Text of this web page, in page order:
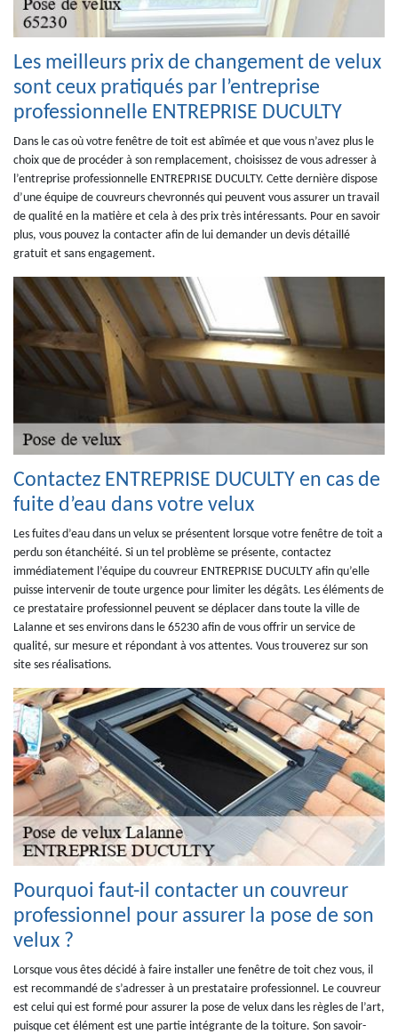
Les meilleurs prix de changement de velux
sont ceux pratiqués par l’entreprise
professionnelle ENTREPRISE DUCULTY
Dans le cas où votre fenêtre de toit est abîmée et que vous n’avez plus le
choix que de procéder à son remplacement, choisissez de vous adresser à
l’entreprise professionnelle ENTREPRISE DUCULTY. Cette dernière dispose
d’une équipe de couvreurs chevronnés qui peuvent vous assurer un travail
de qualité en la matière et cela à des prix très intéressants. Pour en savoir
plus, vous pouvez la contacter afin de lui demander un devis détaillé
gratuit et sans engagement.
Contactez ENTREPRISE DUCULTY en cas de
fuite d’eau dans votre velux
Les fuites d’eau dans un velux se présentent lorsque votre fenêtre de toit a
perdu son étanchéité. Si un tel problème se présente, contactez
immédiatement l’équipe du couvreur ENTREPRISE DUCULTY afin qu’elle
puisse intervenir de toute urgence pour limiter les dégâts. Les éléments de
ce prestataire professionnel peuvent se déplacer dans toute la ville de
Lalanne et ses environs dans le 65230 afin de vous offrir un service de
qualité, sur mesure et répondant à vos attentes. Vous trouverez sur son
site ses réalisations.
Pourquoi faut-il contacter un couvreur
professionnel pour assurer la pose de son
velux ?
Lorsque vous êtes décidé à faire installer une fenêtre de toit chez vous, il
est recommandé de s’adresser à un prestataire professionnel. Le couvreur
est celui qui est formé pour assurer la pose de velux dans les règles de l’art,
puisque cet élément est une partie intégrante de la toiture. Son savoir-